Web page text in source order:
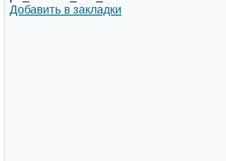
Добавить в закладки